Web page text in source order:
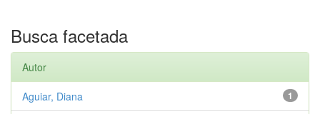
Busca facetada
Autor
1
Aguiar, Diana